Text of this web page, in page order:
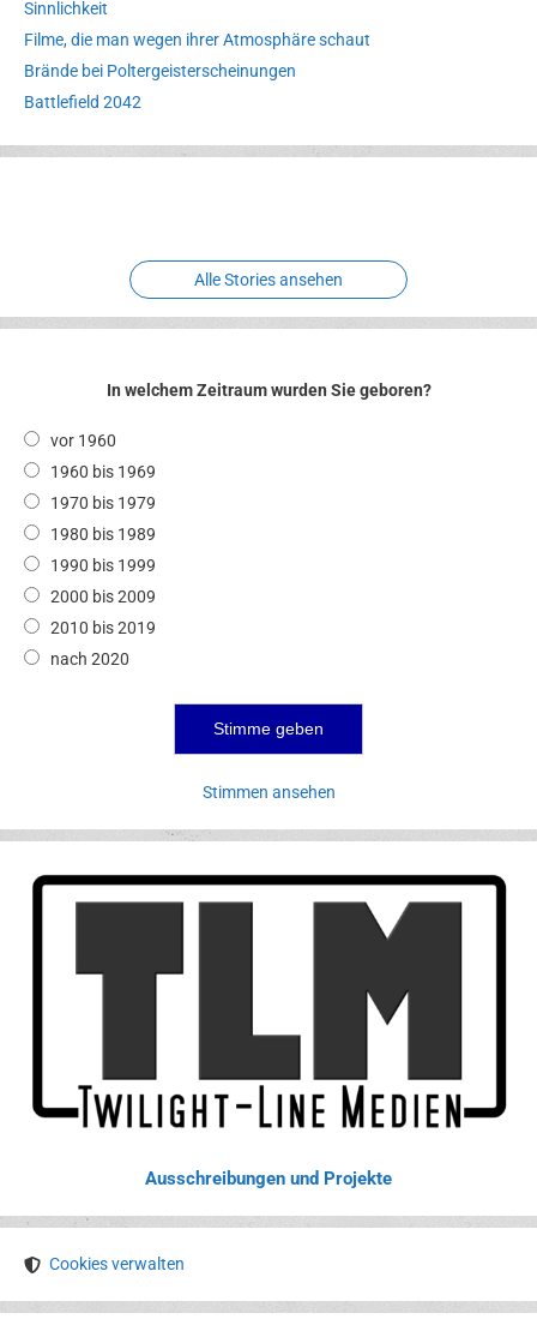
Sinnlichkeit
Filme, die man wegen ihrer Atmosphäre schaut
Brände bei Poltergeisterscheinungen
Battlefield 2042
Erlebnispark
Verbotene
Alle Stories ansehen
In welchem Zeitraum wurden Sie geboren?
vor 1960
1960 bis 1969
1970 bis 1979
1980 bis 1989
1990 bis 1999
2000 bis 2009
2010 bis 2019
nach 2020
Stimmen ansehen
Ausschreibungen und Projekte
Cookies verwalten